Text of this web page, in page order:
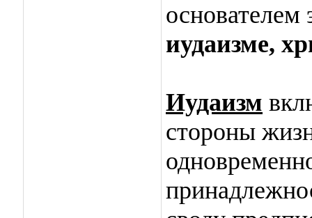
основателем
иудаизме,
Иудаизм
стороны